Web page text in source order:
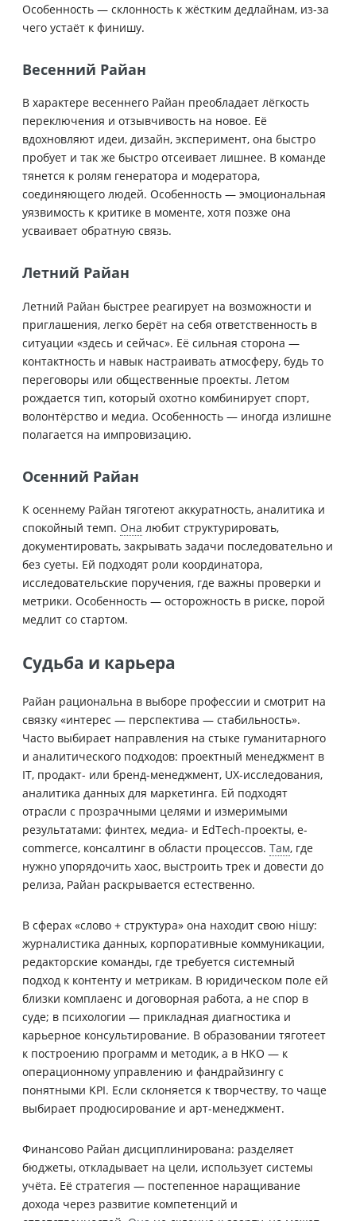
Особенность — склонность к жёстким дедлайнам, из-за
чего устаёт к финишу.
Весенний Райан
В характере весеннего Райан преобладает лёгкость
переключения и отзывчивость на новое. Её
вдохновляют идеи, дизайн, эксперимент, она быстро
пробует и так же быстро отсеивает лишнее. В команде
тянется к ролям генератора и модератора,
соединяющего людей. Особенность — эмоциональная
уязвимость к критике в моменте, хотя позже она
усваивает обратную связь.
Летний Райан
Летний Райан быстрее реагирует на возможности и
приглашения, легко берёт на себя ответственность в
ситуации «здесь и сейчас». Её сильная сторона —
контактность и навык настраивать атмосферу, будь то
переговоры или общественные проекты. Летом
рождается тип, который охотно комбинирует спорт,
волонтёрство и медиа. Особенность — иногда излишне
полагается на импровизацию.
Осенний Райан
К осеннему Райан тяготеют аккуратность, аналитика и
спокойный темп. Она любит структурировать,
документировать, закрывать задачи последовательно и
без суеты. Ей подходят роли координатора,
исследовательские поручения, где важны проверки и
метрики. Особенность — осторожность в риске, порой
медлит со стартом.
Судьба и карьера
Райан рациональна в выборе профессии и смотрит на
связку «интерес — перспектива — стабильность».
Часто выбирает направления на стыке гуманитарного
и аналитического подходов: проектный менеджмент в
IT, продакт- или бренд-менеджмент, UX-исследования,
аналитика данных для маркетинга. Ей подходят
отрасли с прозрачными целями и измеримыми
результатами: финтех, медиа- и EdTech-проекты, e-
commerce, консалтинг в области процессов. Там, где
нужно упорядочить хаос, выстроить трек и довести до
релиза, Райан раскрывается естественно.
В сферах «слово + структура» она находит свою нішу:
журналистика данных, корпоративные коммуникации,
редакторские команды, где требуется системный
подход к контенту и метрикам. В юридическом поле ей
близки комплаенс и договорная работа, а не спор в
суде; в психологии — прикладная диагностика и
карьерное консультирование. В образовании тяготеет
к построению программ и методик, а в НКО — к
операционному управлению и фандрайзингу с
понятными KPI. Если склоняется к творчеству, то чаще
выбирает продюсирование и арт-менеджмент.
Финансово Райан дисциплинирована: разделяет
бюджеты, откладывает на цели, использует системы
учёта. Её стратегия — постепенное наращивание
дохода через развитие компетенций и